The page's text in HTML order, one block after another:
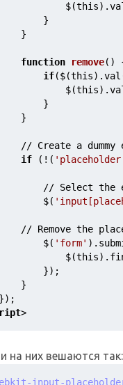
function remove()
if
a dummy
if (!(
the
the
'form'
>
на них вешаются так:
input-